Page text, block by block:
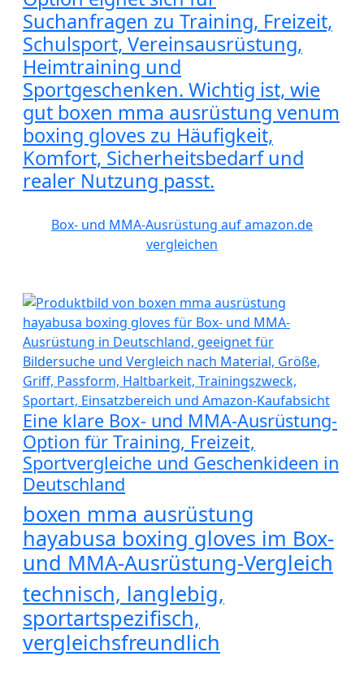
Suchanfragen zu Training, Freizeit,
Schulsport, Vereinsausrüstung,
Heimtraining und
Sportgeschenken. Wichtig ist, wie
gut boxen mma ausrüstung venum
boxing gloves zu Häufigkeit,
Komfort, Sicherheitsbedarf und
realer Nutzung passt.
Box- und MMA-Ausrüstung auf amazon.de
vergleichen
Eine klare Box- und MMA-Ausrüstung-
Option für Training, Freizeit,
Sportvergleiche und Geschenkideen in
Deutschland
boxen mma ausrüstung
hayabusa boxing gloves im Box-
und MMA-Ausrüstung-Vergleich
technisch, langlebig,
sportartspezifisch,
vergleichsfreundlich